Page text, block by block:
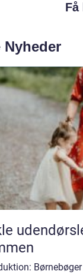
Nyheder